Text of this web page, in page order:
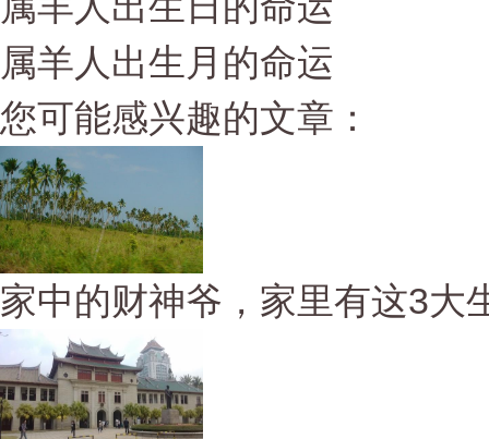
属羊人出生月的命运
您可能感兴趣的文章：
家中的财神爷，家里有这3大